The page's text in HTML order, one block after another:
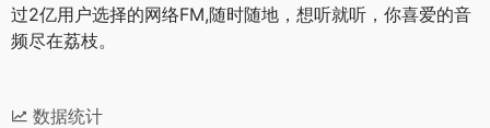
过2亿用户选择的网络FM,随时随地，想听就听，你喜爱的音
频尽在荔枝。
数据统计